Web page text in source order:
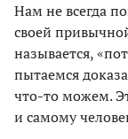
Нам не всегда
своей
называется,
пытаемся
что-то можем.
и самому